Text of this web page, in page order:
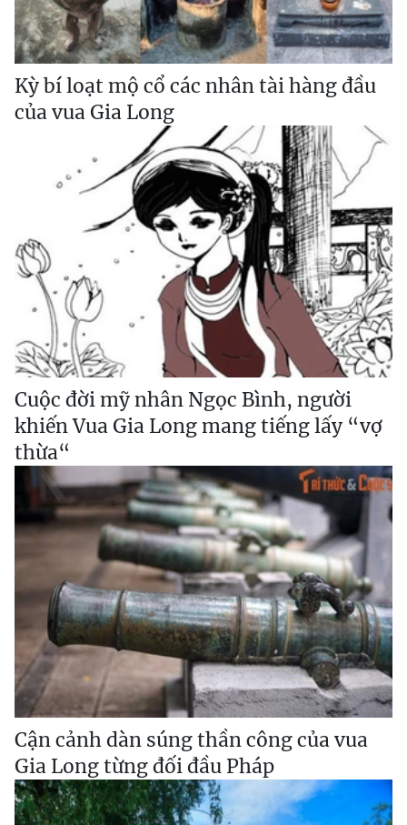
Kỳ bí loạt mộ cổ các nhân tài hàng đầu
của vua Gia Long
Cuộc đời mỹ nhân Ngọc Bình, người
khiến Vua Gia Long mang tiếng lấy “vợ
thừa“
Cận cảnh dàn súng thần công của vua
Gia Long từng đối đầu Pháp